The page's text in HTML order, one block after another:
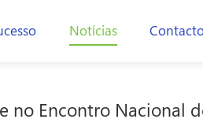
Notícias
Encontro Nacional